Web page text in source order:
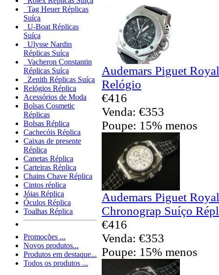
Tag Heuer Réplicas
Suíça
U-Boat Réplicas
Suíça
Ulysse Nardin
Réplicas Suíça
Vacheron Constantin
Réplicas Suíça
Zenith Réplicas Suíça
Relógios Réplica
Acessórios de Moda
Bolsas Cosmetic
Réplicas
Bolsas Réplica
Cachecóis Réplica
Caixas de presente
Réplica
Canetas Réplica
Carteiras Réplica
Chains Chave Réplica
Cintos réplica
Jóias Réplica
Óculos Réplica
Toalhas Réplica
Promoções ...
Novos produtos...
Produtos em destaque...
Todos os produtos ...
Audemars Piguet
Relógio
€416
Venda: €353
Poupe: 15% menos
Audemars Piguet
Chronograp Suíço
€416
Venda: €353
Poupe: 15% menos